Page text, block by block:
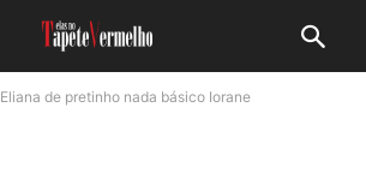
Eliana de pretinho nada básico Iorane